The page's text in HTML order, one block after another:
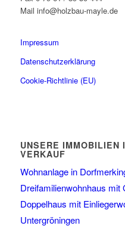
Mail info@holzbau-mayle.de
Impressum
Datenschutzerklärung
Cookie-Richtlinie (EU)
UNSERE IMMOBILIEN
VERKAUF
Wohnanlage in
Dreifamilienwohnhaus mit
Doppelhaus mit
Untergröningen